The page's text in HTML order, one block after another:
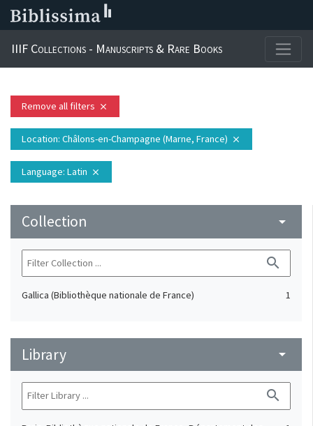
IIIF Collections - Manuscripts & Rare Books
Remove all filters close
Location: Châlons-en-Champagne (Marne, France) close
Language: Latin close
Collection arrow_drop_down
search
Gallica (Bibliothèque nationale de France) 1
Library arrow_drop_down
search